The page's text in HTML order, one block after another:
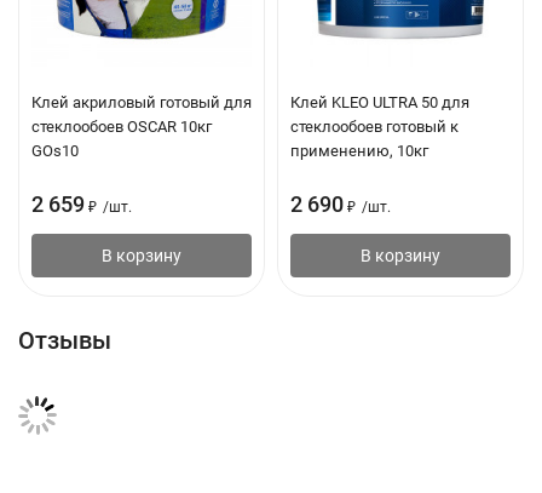
Клей акриловый готовый для
стеклообоев OSCAR 10кг
GOs10
2 659 ₽ /шт.
В корзину
Клей KLEO ULTRA 50 для
стеклообоев готовый к
применению, 10кг
2 690 ₽ /шт.
В корзину
Отзывы